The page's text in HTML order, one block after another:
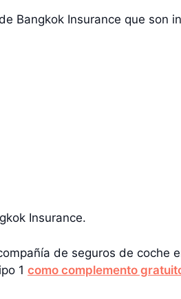
Bangkok Insurance que son
Insurance.
de seguros de coche
1 como complemento